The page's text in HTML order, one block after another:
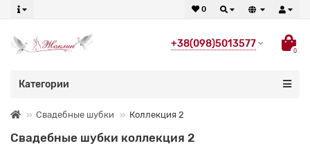
0
+38(098)5013577
0
Категории
Свадебные шубки Коллекция 2
Свадебные шубки коллекция 2